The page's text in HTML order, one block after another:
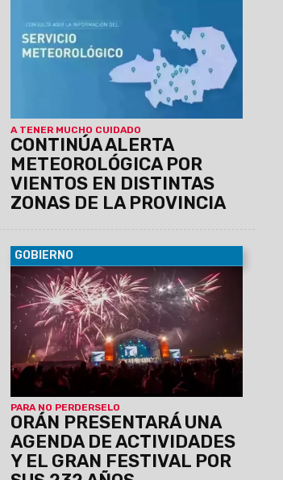
A TENER MUCHO CUIDADO
CONTINÚA ALERTA
METEOROLÓGICA POR
VIENTOS EN DISTINTAS
ZONAS DE LA PROVINCIA
la jornada de hoy jueves.
GOBIERNO
PARA NO PERDERSELO
ORÁN PRESENTARÁ UNA
AGENDA DE ACTIVIDADES
Y EL GRAN FESTIVAL POR
06/08/2026 La conferencia de prensa
se llevará a cabo este jueves 6 de
agosto, a las 11:30, en el Centro Cultural
América de Salta.